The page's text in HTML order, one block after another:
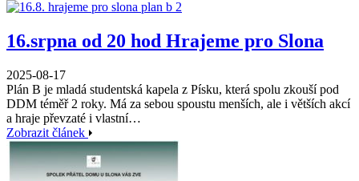
16.srpna od 20 hod Hrajeme pro Slona
2025-08-17
Plán B je mladá studentská kapela z Písku, která spolu zkouší pod
DDM téměř 2 roky. Má za sebou spoustu menších, ale i větších akcí
a hraje převzaté i vlastní…
Zobrazit článek